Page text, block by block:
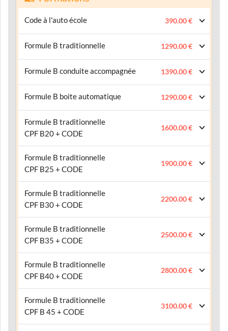
Code à l'auto école 390.00 €
Formule B traditionnelle 1290.00 €
Formule B conduite accompagnée 1390.00 €
Formule B boite automatique 1290.00 €
Formule B traditionnelle
CPF B20 + CODE
1600.00 €
Formule B traditionnelle
CPF B25 + CODE
1900.00 €
Formule B traditionnelle
CPF B30 + CODE
2200.00 €
Formule B traditionnelle
CPF B35 + CODE
2500.00 €
Formule B traditionnelle
CPF B40 + CODE
2800.00 €
Formule B traditionnelle
CPF B 45 + CODE
3100.00 €